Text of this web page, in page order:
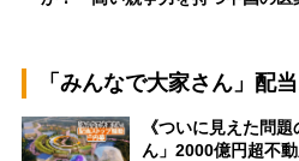
「みんなで大家さん」配
《ついに見えた問
ん」2000億円超不